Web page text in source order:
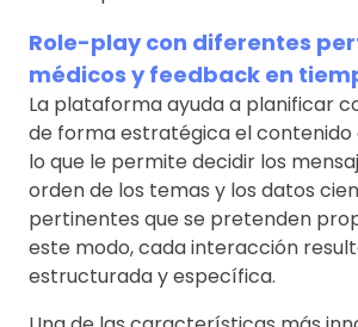
Role-play con diferentes
médicos y feedback en
La plataforma ayuda a planificar
de forma estratégica el contenido
lo que le permite decidir los
orden de los temas y los datos
pertinentes que se pretenden
este modo, cada interacción
estructurada y específica.